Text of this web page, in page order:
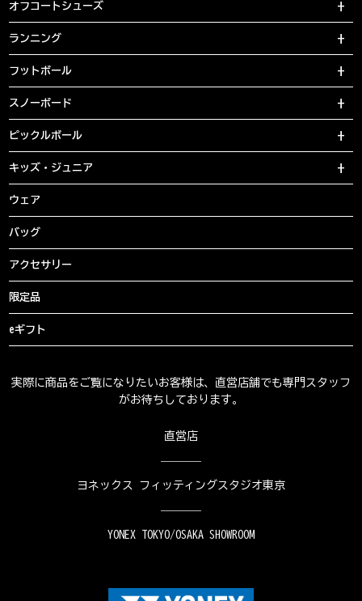
オフコートシューズ
ランニング
フットボール
スノーボード
ピックルボール
キッズ・ジュニア
ウェア
バッグ
アクセサリー
限定品
eギフト
実際に商品をご覧になりたいお客様は、直営店舗でも専門スタッフ
がお待ちしております。
直営店
ヨネックス フィッティングスタジオ東京
YONEX TOKYO/OSAKA SHOWROOM